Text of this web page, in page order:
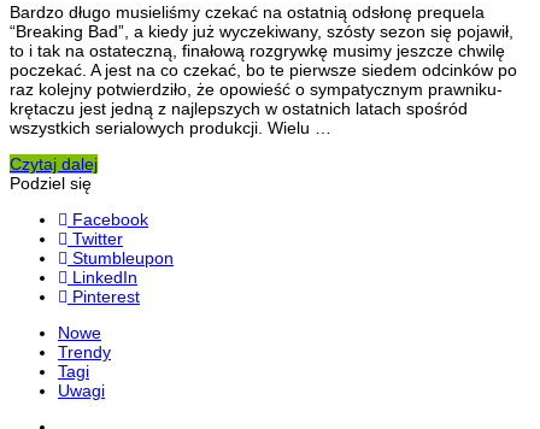
Bardzo długo musieliśmy czekać na ostatnią odsłonę prequela
“Breaking Bad”, a kiedy już wyczekiwany, szósty sezon się pojawił,
to i tak na ostateczną, finałową rozgrywkę musimy jeszcze chwilę
poczekać. A jest na co czekać, bo te pierwsze siedem odcinków po
raz kolejny potwierdziło, że opowieść o sympatycznym prawniku-
krętaczu jest jedną z najlepszych w ostatnich latach spośród
wszystkich serialowych produkcji. Wielu …
Czytaj dalej
Podziel się
Facebook
Twitter
Stumbleupon
LinkedIn
Pinterest
Nowe
Trendy
Tagi
Uwagi